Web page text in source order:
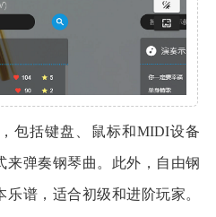
包括键盘、鼠标和MIDI设备
来弹奏钢琴曲。此外，自由钢
谱，适合初级和进阶玩家。